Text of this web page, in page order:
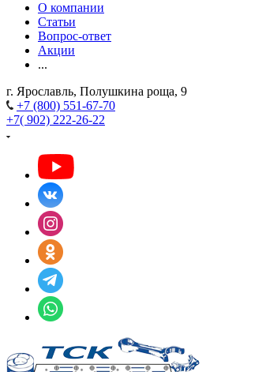
О компании
Статьи
Вопрос-ответ
Акции
...
г. Ярославль, Полушкина роща, 9
+7 (800) 551-67-70
+7( 902) 222-26-22